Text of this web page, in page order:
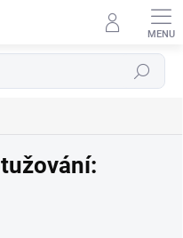
Hledat